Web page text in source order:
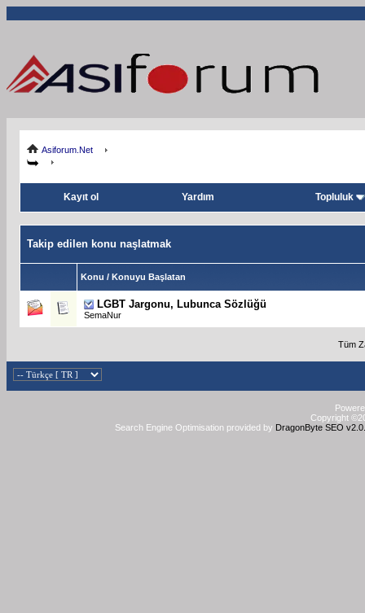
Asiforum.Net
Kayıt ol Yardım Topluluk
Takip edilen konu naşlatmak
Konu / Konuyu Başlatan
LGBT Jargonu, Lubunca Sözlüğü
SemaNur
Tüm
Copyright
Search Engine Optimisation provided by DragonByte SEO